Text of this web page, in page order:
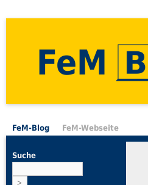
FeM
FeM-Blog FeM-Webseite
Suche